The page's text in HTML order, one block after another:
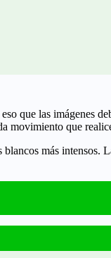
que las imágenes
movimiento que
blancos más intensos.